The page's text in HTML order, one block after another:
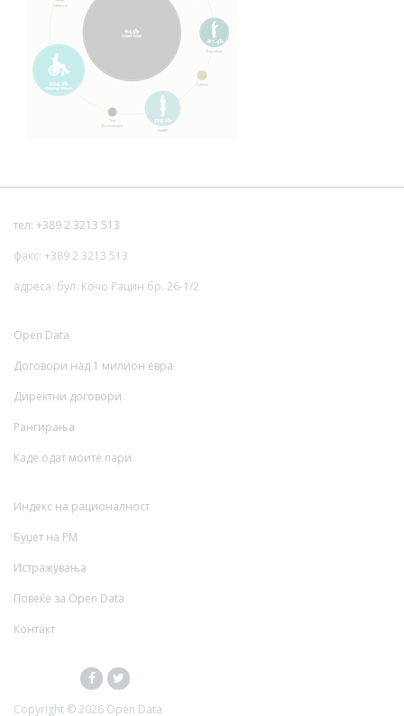
тел: +389 2 3213 513
факс: +389 2 3213 513
адреса: бул. Кочо Рацин бр. 26-1/2
Open Data
Договори над 1 милион евра
Директни договори
Рангирања
Каде одат моите пари
Индекс на рационалност
Буџет на РМ
Истражувања
Повеќе за Open Data
Контакт
Copyright ©2026 Open Data